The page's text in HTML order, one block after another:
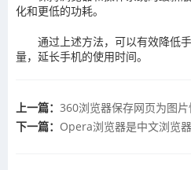
化和更低的功耗。
通过上述方法，可以有效降低
量，延长手机的使用时间。
上一篇： 360浏览器保存网页为图
下一篇： ​Opera浏览器是中文浏览